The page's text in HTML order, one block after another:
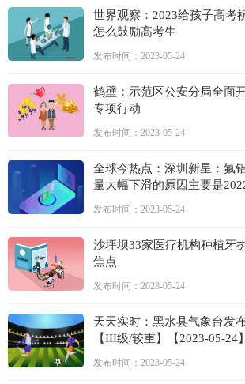
世界观察：2023给孩子高考
怎么鼓励高考生
发布时间：2023-05-24
鹤壁：示范区公安分局全面
专项行动
发布时间：2023-05-24
全球今热点：深圳新星：氟
量大幅下滑的原因主要是
酸钾和钎焊剂，提高副产品的
发布时间：2023-05-24
沙坪坝33家医疗机构种植牙
焦点
发布时间：2023-05-24
天天实时：黑水县气象台发
【III级/较重】【2023-05-24】
发布时间：2023-05-24